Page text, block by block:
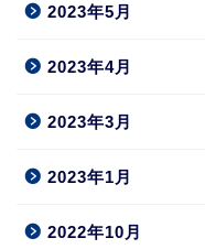
2023年5月
2023年4月
2023年3月
2023年1月
2022年10月